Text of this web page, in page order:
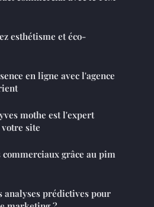
esthétisme et éco-
en ligne avec l'agence
mothe est l'expert
site
commerciaux grâce au pim
prédictives pour